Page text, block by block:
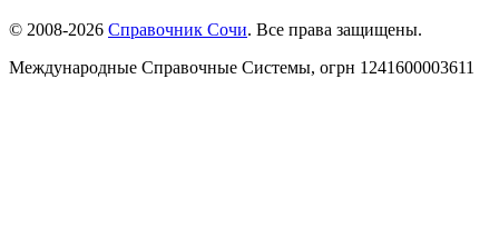
© 2008-2026 Справочник Сочи. Все права защищены.
Международные Справочные Системы, огрн 1241600003611